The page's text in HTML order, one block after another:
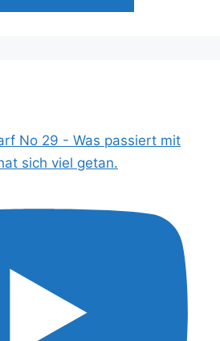
No 29 - Was passiert mit
sich viel getan.